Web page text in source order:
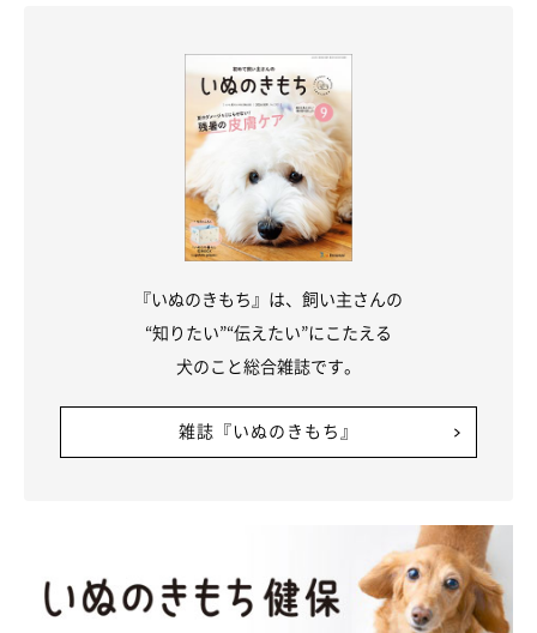
マルモ：
鳴き声に反応するんじゃなくて、足の本数に反応するなん
『いぬのきもち』は、飼い主さんの
“知りたい”“伝えたい”にこたえる
犬のこと総合雑誌です。
雑誌『いぬのきもち』